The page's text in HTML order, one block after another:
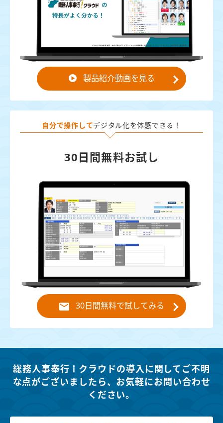
製品紹介動画を見る
自分で操作してデジタル化を体感できる！
30日間無料お試し
30日間無料で試してみる
総務人事奉行ｉクラウドの導入に関してご不明
な点がございましたら、 お気軽にお問い合わせ
ください。